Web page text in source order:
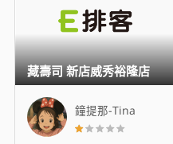
鐘提那-Tina
藏壽司 新店威秀裕隆店